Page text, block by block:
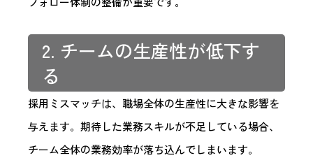
2. チームの生産性が低下す
る
採用ミスマッチは、職場全体の生産性に大きな影響を
与えます。期待した業務スキルが不足している場合、
チーム全体の業務効率が落ち込んでしまいます。